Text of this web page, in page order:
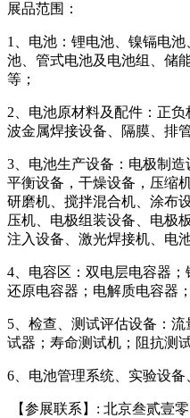
展品范围：
1、电池：锂电池、镍镉电
池、管式电池及电池组、储
等；
2、电池原材料及配件：正
波金属焊接设备、隔膜、排
3、电池生产设备：电极制
平衡设备，干燥设备，压缩
研磨机、搅拌混合机、涂布
压机、电极组装设备、电极
注入设备、激光焊接机、电
4、电容区：双电层电容器
还原电容器；电解质电容器；
5、检查、测试评估设备：
试器；寿命测试机；阻抗测
6、电池管理系统、实验设备
【参展联系】: 北京叁贰壹